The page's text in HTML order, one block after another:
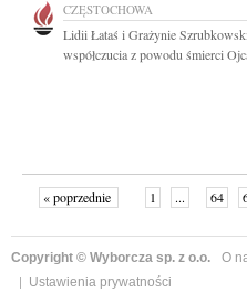
CZĘSTOCHOWA
Lidii Łataś i Grażynie
współczucia z powodu śmierci
« poprzednie 1 ... 64
Copyright © Wyborcza sp. z o.o. O
Ustawienia prywatności